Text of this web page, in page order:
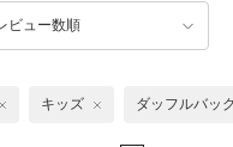
ビュー数順
キッズ ダッフルバッ